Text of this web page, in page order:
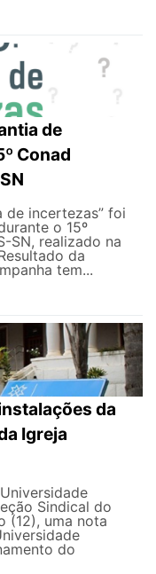
de
Conad
de incertezas” foi
o 15º
SN, realizado na
da
tem...
da
Igreja
Sindical do
(12), uma nota
do